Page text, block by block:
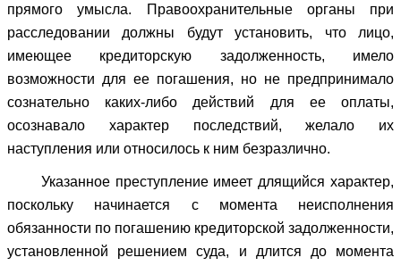
прямого умысла. Правоохранительные органы при
расследовании должны будут установить, что лицо,
имеющее кредиторскую задолженность, имело
возможности для ее погашения, но не предпринимало
сознательно каких-либо действий для ее оплаты,
осознавало характер последствий, желало их
наступления или относилось к ним безразлично.
Указанное преступление имеет длящийся характер,
поскольку начинается с момента неисполнения
обязанности по погашению кредиторской задолженности,
установленной решением суда, и длится до момента